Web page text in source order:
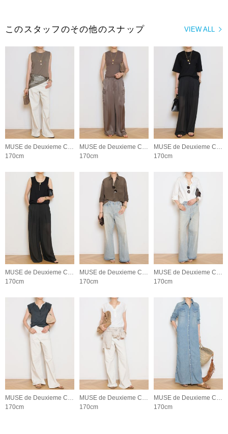
VIEW ALL
このスタッフのその他のスナップ
MUSE de Deuxieme Classe
170cm
MUSE de Deuxieme Classe
170cm
MUSE de Deuxieme Classe
170cm
MUSE de Deuxieme Classe
170cm
MUSE de Deuxieme Classe
170cm
MUSE de Deuxieme Classe
170cm
MUSE de Deuxieme Classe
170cm
MUSE de Deuxieme Classe
170cm
MUSE de Deuxieme Classe
170cm